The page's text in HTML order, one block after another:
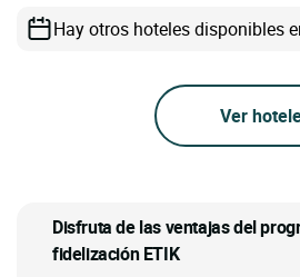
Hay otros hoteles disponibles
Ver
Disfruta de las ventajas del
fidelización ETIK